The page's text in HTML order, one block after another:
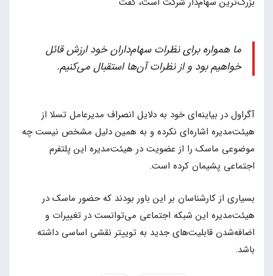
ما همواره برای نظرات سهام‌داران خود ارزش قائل
خواهیم بود و از نظرات آن‌ها استقبال می‌کنیم.
آگراول در بیاینه‌ای خود به دلایل انصراف مدیرعامل تسلا از
هیئت‌مدیره اشاره‌ای نکرده و به همین دلیل مشخص نیست چه
موضوعی ماسک را از عضویت در هیئت‌مدیره این پلتفرم
اجتماعی پشیمان کرده است.
بسیاری از کارشناسان بر این باور بودند که حضور ماسک در
هیئت‌مدیره این شبکه اجتماعی می‌توانست در تغییرات و
اضافه‌شدن قابلیت‌های جدید به توییتر نقشی اساسی داشته
باشد.